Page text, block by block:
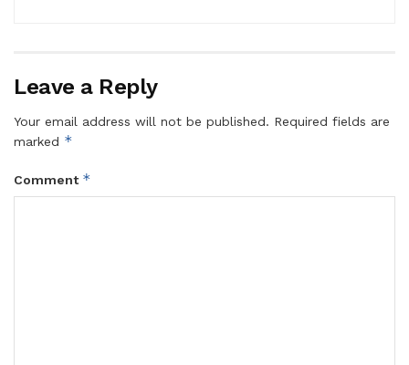
Leave a Reply
Your email address will not be published. Required fields are
marked *
Comment *